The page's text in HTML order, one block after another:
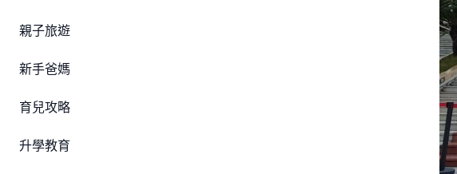
親子旅遊
新手爸媽
育兒攻略
升學教育